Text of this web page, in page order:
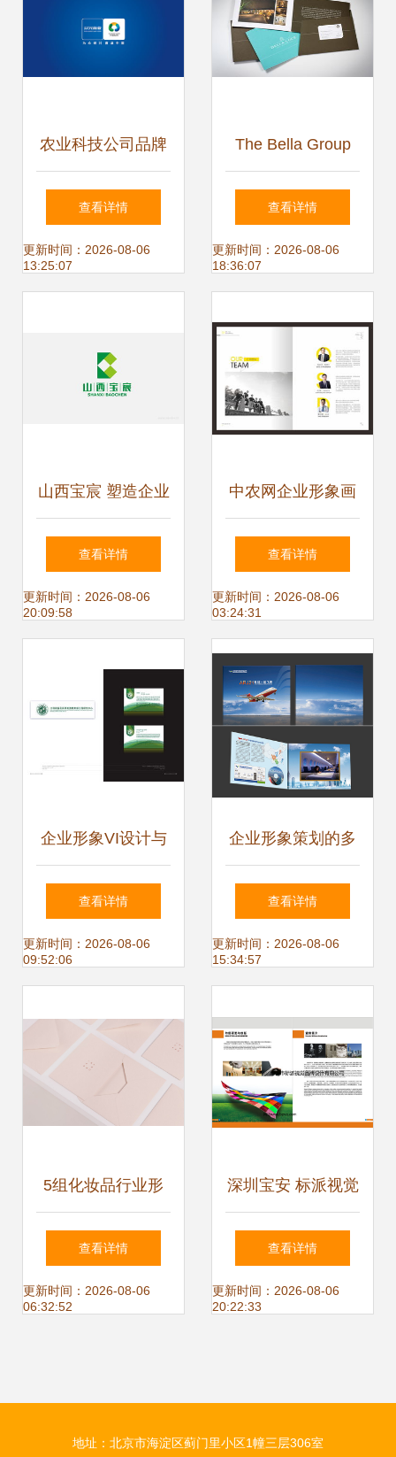
载 173.40mb 企业
画册封面大全
农业科技公司品牌
全案形象设计
查看详情
更新时间：2026-08-06
13:25:07
The Bella Group
企业形象设计与策
划 塑造优雅与创新
查看详情
更新时间：2026-08-06
18:36:07
山西宝宸 塑造企业
形象的艺术与科学
查看详情
更新时间：2026-08-06
20:09:58
中农网企业形象画
册设计 构建品牌核
心价值，赋能数字
农业新篇章
查看详情
更新时间：2026-08-06
03:24:31
企业形象VI设计与
企业形象策划 塑造
品牌核心价值的双
查看详情
更新时间：2026-08-06
09:52:06
企业形象策划的多
元形式与实践路径
查看详情
更新时间：2026-08-06
15:34:57
5组化妆品行业形
象设计展示 企业形
象策划的深度解析
查看详情
更新时间：2026-08-06
06:32:52
深圳宝安 标派视觉
设计重塑品牌形
象，打造企业视觉
查看详情
更新时间：2026-08-06
20:22:33
地址：北京市海淀区蓟门里小区1幢三层306室